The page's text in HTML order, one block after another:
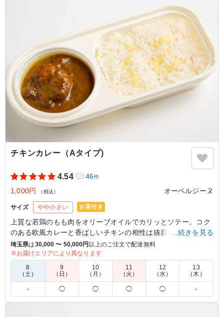
オーベルジーヌのカレーはいつ頼んでも全員に喜ばれるの
でありがたいです。 特に海老カレーは、海老の風味が強
く満足度が高いカレーです。辛さもちょうど良かったで
す。 また頼みます。
ご利用シーン：ロケ・撮影›
ロケ
東京都大田区南雪谷
2026/05/14
チキンカレー（Aタイプ)
4.54 46件
1,000円 （税込） オーベルジーヌ
サイズ やや小さい お茶付き
上質な若鶏のもも肉をオリーブオイルでカリッとソテー。コク
のある欧風カレーと香ばしいチキンの相性は抜群です。リピー
ターさんも多い人気メニューをお愉しみください。
※オプションにてスリーブケース(化粧箱)をご用意しておりま
す。ご希望の際は下記「ご飯の種類」プルダウンよりご選択く
…続きを見る
埼玉県は30,000 〜 50,000円以上のご注文で配達無料
※お届けエリアにより異なります
8
（土）
9
（日）
10
（月）
11
（火）
12
（水）
13
（木）
－ ◯ ◯ ◯ ◯ －